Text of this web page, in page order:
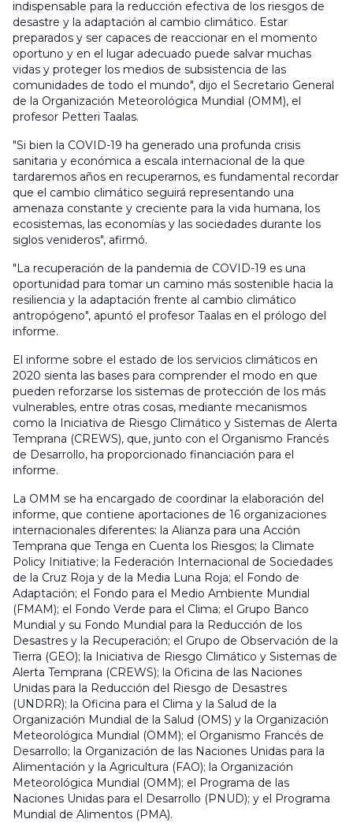
indispensable para la reducción efectiva de los riesgos de
desastre y la adaptación al cambio climático. Estar
preparados y ser capaces de reaccionar en el momento
oportuno y en el lugar adecuado puede salvar muchas
vidas y proteger los medios de subsistencia de las
comunidades de todo el mundo", dijo el Secretario General
de la Organización Meteorológica Mundial (OMM), el
profesor Petteri Taalas.
"Si bien la COVID-19 ha generado una profunda crisis
sanitaria y económica a escala internacional de la que
tardaremos años en recuperarnos, es fundamental recordar
que el cambio climático seguirá representando una
amenaza constante y creciente para la vida humana, los
ecosistemas, las economías y las sociedades durante los
siglos venideros", afirmó.
"La recuperación de la pandemia de COVID-19 es una
oportunidad para tomar un camino más sostenible hacia la
resiliencia y la adaptación frente al cambio climático
antropógeno", apuntó el profesor Taalas en el prólogo del
informe.
El informe sobre el estado de los servicios climáticos en
2020 sienta las bases para comprender el modo en que
pueden reforzarse los sistemas de protección de los más
vulnerables, entre otras cosas, mediante mecanismos
como la Iniciativa de Riesgo Climático y Sistemas de Alerta
Temprana (CREWS), que, junto con el Organismo Francés
de Desarrollo, ha proporcionado financiación para el
informe.
La OMM se ha encargado de coordinar la elaboración del
informe, que contiene aportaciones de 16 organizaciones
internacionales diferentes: la Alianza para una Acción
Temprana que Tenga en Cuenta los Riesgos; la Climate
Policy Initiative; la Federación Internacional de Sociedades
de la Cruz Roja y de la Media Luna Roja; el Fondo de
Adaptación; el Fondo para el Medio Ambiente Mundial
(FMAM); el Fondo Verde para el Clima; el Grupo Banco
Mundial y su Fondo Mundial para la Reducción de los
Desastres y la Recuperación; el Grupo de Observación de la
Tierra (GEO); la Iniciativa de Riesgo Climático y Sistemas de
Alerta Temprana (CREWS); la Oficina de las Naciones
Unidas para la Reducción del Riesgo de Desastres
(UNDRR); la Oficina para el Clima y la Salud de la
Organización Mundial de la Salud (OMS) y la Organización
Meteorológica Mundial (OMM); el Organismo Francés de
Desarrollo; la Organización de las Naciones Unidas para la
Alimentación y la Agricultura (FAO); la Organización
Meteorológica Mundial (OMM); el Programa de las
Naciones Unidas para el Desarrollo (PNUD); y el Programa
Mundial de Alimentos (PMA).